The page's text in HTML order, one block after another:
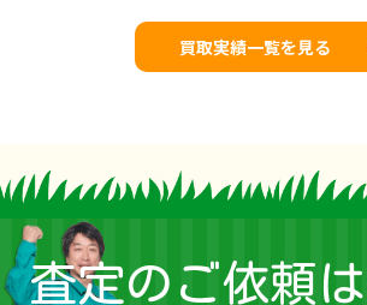
買取実績一覧を見る
査定のご依頼